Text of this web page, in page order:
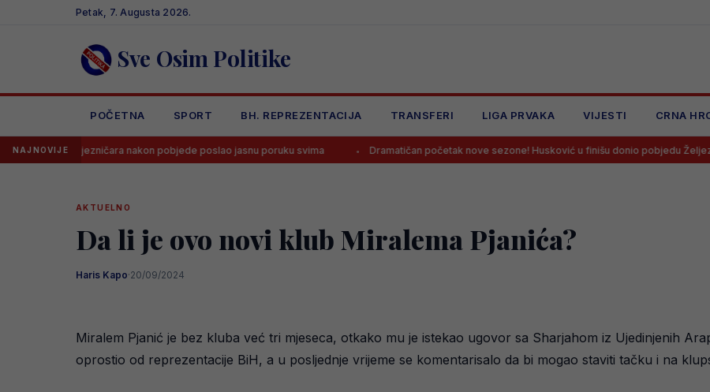
Petak, 7. Augusta 2026.
Sve Osim Politike
POČETNA SPORT BH. REPREZENTACIJA TRANSFERI LIGA PRVAKA VIJESTI CRNA
NAJNOVIJE
Željezničara nakon pobjede poslao jasnu poruku svima Dramatičan početak nove sezone! Husković u finišu donio pobjedu Željezničaru na
AKTUELNO
Da li je ovo novi klub Miralema Pjanića?
Haris Kapo·20/09/2024
Miralem Pjanić je bez kluba već tri mjeseca, otkako mu je istekao ugovor sa Sharjahom iz Ujedinjenih
oprostio od reprezentacije BiH, a u posljednje vrijeme se komentarisalo da bi mogao staviti tačku i na